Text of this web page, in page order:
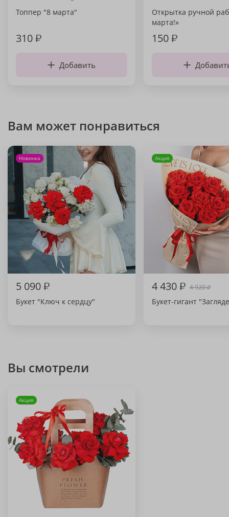
Топпер "8 марта"
310₽
Добавить
Открытка ручной
марта!»
150₽
Вам может понравиться
Новинка
5 090₽
Букет "Ключ к сердцу"
Акция
4 430₽ 4 920₽
Букет-гигант
Вы смотрели
Акция